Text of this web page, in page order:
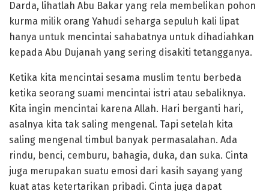
Darda, lihatlah Abu Bakar yang rela membelikan pohon
kurma milik orang Yahudi seharga sepuluh kali lipat
hanya untuk mencintai sahabatnya untuk dihadiahkan
kepada Abu Dujanah yang sering disakiti tetangganya.
Ketika kita mencintai sesama muslim tentu berbeda
ketika seorang suami mencintai istri atau sebaliknya.
Kita ingin mencintai karena Allah. Hari berganti hari,
asalnya kita tak saling mengenal. Tapi setelah kita
saling mengenal timbul banyak permasalahan. Ada
rindu, benci, cemburu, bahagia, duka, dan suka. Cinta
juga merupakan suatu emosi dari kasih sayang yang
kuat atas ketertarikan pribadi. Cinta juga dapat